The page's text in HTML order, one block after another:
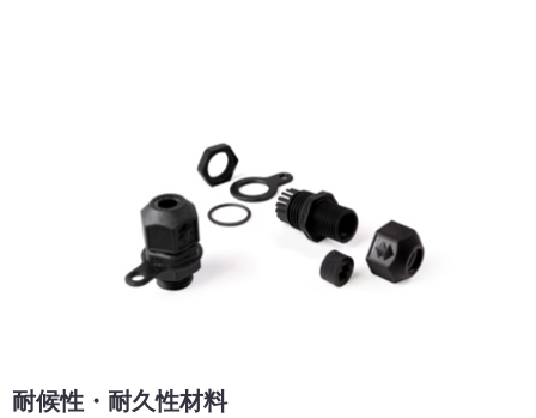
耐候性・耐久性材料